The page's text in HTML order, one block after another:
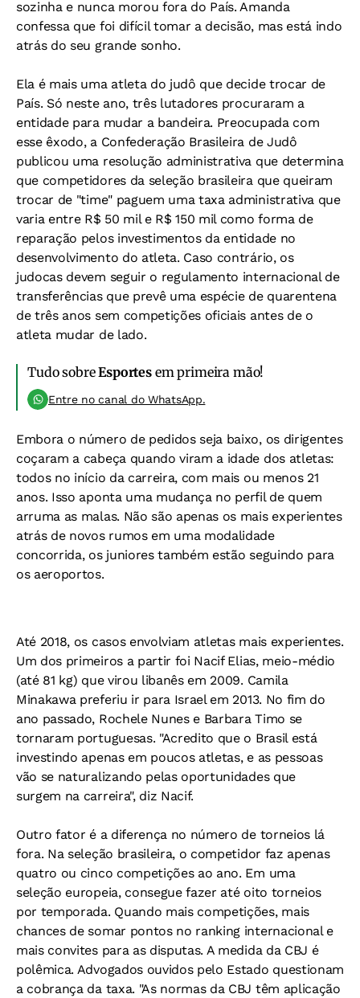
sozinha e nunca morou fora do País. Amanda
confessa que foi difícil tomar a decisão, mas está indo
atrás do seu grande sonho.
Ela é mais uma atleta do judô que decide trocar de
País. Só neste ano, três lutadores procuraram a
entidade para mudar a bandeira. Preocupada com
esse êxodo, a Confederação Brasileira de Judô
publicou uma resolução administrativa que determina
que competidores da seleção brasileira que queiram
trocar de "time" paguem uma taxa administrativa que
varia entre R$ 50 mil e R$ 150 mil como forma de
reparação pelos investimentos da entidade no
desenvolvimento do atleta. Caso contrário, os
judocas devem seguir o regulamento internacional de
transferências que prevê uma espécie de quarentena
de três anos sem competições oficiais antes de o
atleta mudar de lado.
Tudo sobreEsportesem primeira mão!
Entre no canal do WhatsApp.
Embora o número de pedidos seja baixo, os dirigentes
coçaram a cabeça quando viram a idade dos atletas:
todos no início da carreira, com mais ou menos 21
anos. Isso aponta uma mudança no perfil de quem
arruma as malas. Não são apenas os mais experientes
atrás de novos rumos em uma modalidade
concorrida, os juniores também estão seguindo para
os aeroportos.
Até 2018, os casos envolviam atletas mais experientes.
Um dos primeiros a partir foi Nacif Elias, meio-médio
(até 81 kg) que virou libanês em 2009. Camila
Minakawa preferiu ir para Israel em 2013. No fim do
ano passado, Rochele Nunes e Barbara Timo se
tornaram portuguesas. "Acredito que o Brasil está
investindo apenas em poucos atletas, e as pessoas
vão se naturalizando pelas oportunidades que
surgem na carreira", diz Nacif.
Outro fator é a diferença no número de torneios lá
fora. Na seleção brasileira, o competidor faz apenas
quatro ou cinco competições ao ano. Em uma
seleção europeia, consegue fazer até oito torneios
por temporada. Quando mais competições, mais
chances de somar pontos no ranking internacional e
mais convites para as disputas. A medida da CBJ é
polêmica. Advogados ouvidos pelo Estado questionam
a cobrança da taxa. "As normas da CBJ têm aplicação